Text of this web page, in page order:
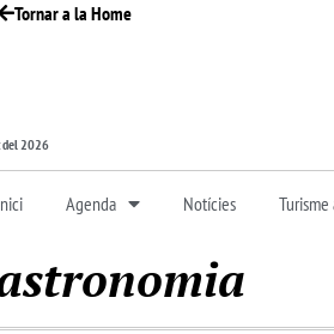
Tornar a la Home
del 2026
Agenda Notícies Turisme